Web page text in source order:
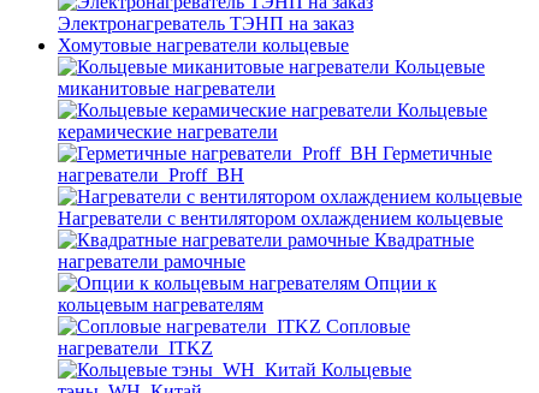
Электронагреватель ТЭНП на заказ
Хомутовые нагреватели кольцевые
Кольцевые
миканитовые нагреватели
Кольцевые
керамические нагреватели
Герметичные
нагреватели_Proff_BH
Нагреватели с вентилятором охлаждением кольцевые
Квадратные
нагреватели рамочные
Опции к
кольцевым нагревателям
Cопловые
нагреватели_ITKZ
Кольцевые